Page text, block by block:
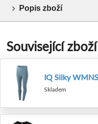
Popis zboží
Související zboží
IQ Silky
Skladem